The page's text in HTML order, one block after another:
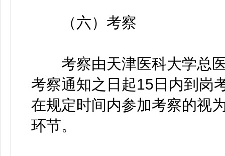
（六）考察
考察由天津医科大学总医
考察通知之日起15日内到岗
在规定时间内参加考察的视
环节。